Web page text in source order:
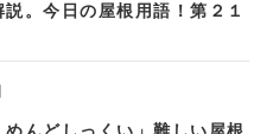
。今日の屋根用語！第２１